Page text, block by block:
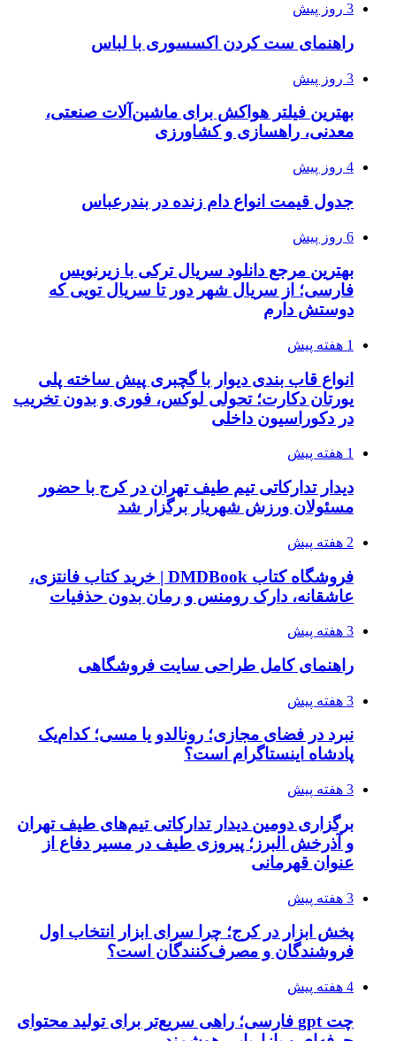
3 روز پیش
راهنمای ست کردن اکسسوری با لباس
3 روز پیش
بهترین فیلتر هواکش برای ماشین‌آلات صنعتی،
معدنی، راهسازی و کشاورزی
4 روز پیش
جدول قیمت انواع دام زنده در بندرعباس
6 روز پیش
بهترین مرجع دانلود سریال ترکی با زیرنویس
فارسی؛ از سریال شهر دور تا سریال تویی که
دوستش دارم
1 هفته پیش
انواع قاب بندی دیوار با گچبری پیش ساخته پلی
یورتان دکارت؛ تحولی لوکس، فوری و بدون تخریب
در دکوراسیون داخلی
1 هفته پیش
دیدار تدارکاتی تیم طیف تهران در کرج با حضور
مسئولان ورزش شهریار برگزار شد
2 هفته پیش
فروشگاه کتاب DMDBook | خرید کتاب فانتزی،
عاشقانه، دارک رومنس و رمان بدون حذفیات
3 هفته پیش
راهنمای کامل طراحی سایت فروشگاهی
3 هفته پیش
نبرد در فضای مجازی؛ رونالدو یا مسی؛ کدام‌یک
پادشاه اینستاگرام است؟
3 هفته پیش
برگزاری دومین دیدار تدارکاتی تیم‌های طیف تهران
و آذرخش البرز؛ پیروزی طیف در مسیر دفاع از
عنوان قهرمانی
3 هفته پیش
پخش ابزار در کرج؛ چرا سرای ابزار انتخاب اول
فروشندگان و مصرف‌کنندگان است؟
4 هفته پیش
چت gpt فارسی؛ راهی سریع‌تر برای تولید محتوای